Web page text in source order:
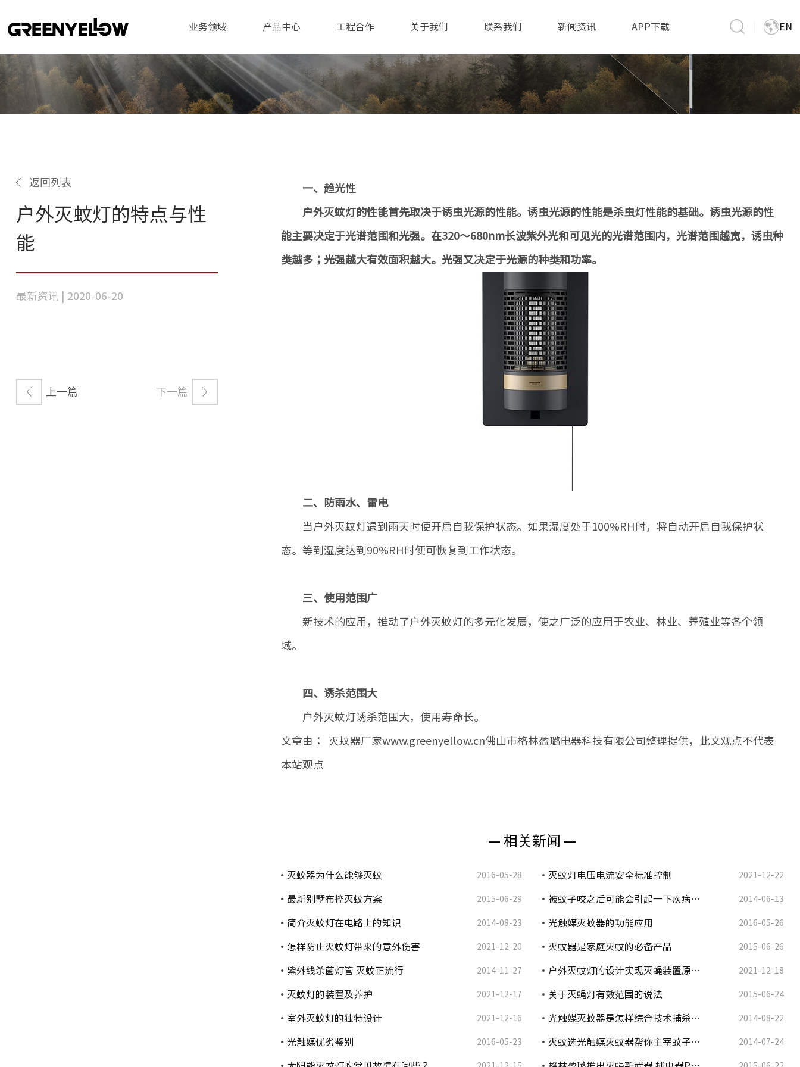
业务领域 产品中心 工程合作 关于我们 联系我们 新闻资讯 APP下载 EN
返回列表
户外灭蚊灯的特点与性
能
最新资讯 | 2020-06-20
上一篇 下一篇
一、趋光性
户外灭蚊灯的性能首先取决于诱虫光源的性能。诱虫光源的性能是杀虫灯性能的基础。诱虫光源的性
能主要决定于光谱范围和光强。在320～680nm长波紫外光和可见光的光谱范围内，光谱范围越宽，诱虫种
类越多；光强越大有效面积越大。光强又决定于光源的种类和功率。
二、防雨水、雷电
当户外灭蚊灯遇到雨天时便开启自我保护状态。如果湿度处于100%RH时，将自动开启自我保护状
态。等到湿度达到90%RH时便可恢复到工作状态。
三、使用范围广
新技术的应用，推动了户外灭蚊灯的多元化发展，使之广泛的应用于农业、林业、养殖业等各个领
域。
四、诱杀范围大
户外灭蚊灯诱杀范围大，使用寿命长。
文章由： 灭蚊器厂家www.greenyellow.cn佛山市格林盈璐电器科技有限公司整理提供，此文观点不代表
本站观点
— 相关新闻 —
灭蚊器为什么能够灭蚊 2016-05-28 灭蚊灯电压电流安全标准控制 2021-12-22
最新别墅布控灭蚊方案 2015-06-29 被蚊子咬之后可能会引起一下疾病… 2014-06-13
简介灭蚊灯在电路上的知识 2014-08-23 光触媒灭蚊器的功能应用 2016-05-26
怎样防止灭蚊灯带来的意外伤害 2021-12-20 灭蚊器是家庭灭蚊的必备产品 2015-06-26
紫外线杀菌灯管 灭蚊正流行 2014-11-27 户外灭蚊灯的设计实现灭蝇装置原… 2021-12-18
灭蚊灯的装置及养护 2021-12-17 关于灭蝇灯有效范围的说法 2015-06-24
室外灭蚊灯的独特设计 2021-12-16 光触媒灭蚊器是怎样综合技术捕杀… 2014-08-22
光触媒优劣鉴别 2016-05-23 灭蚊选光触媒灭蚊器帮你主宰蚊子… 2014-07-24